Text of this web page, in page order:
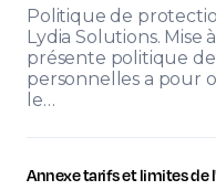
Politique de
Lydia Solutions. Mise
présente politique
personnelles a pour
le…
Annexe tarifs et limites de